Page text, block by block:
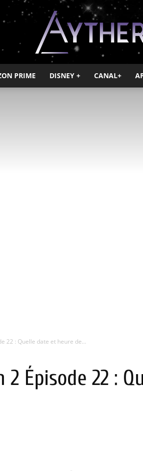
Ayther
PRIME DISNEY + CANAL+
22 : Quelle date et heure de...
2 Épisode 22 :